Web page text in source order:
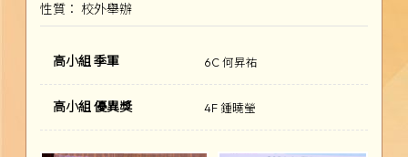
性質： 校外舉辦
高小組 季軍 6C 何昇祐
高小組 優異獎 4F 鍾曉瑩